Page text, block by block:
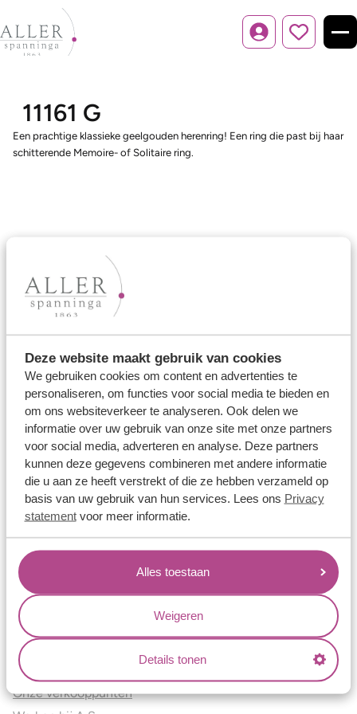
Deze website maakt gebruik van cookies
We gebruiken cookies om content en advertenties te
personaliseren, om functies voor social media te bieden en
om ons websiteverkeer te analyseren. Ook delen we
informatie over uw gebruik van onze site met onze partners
voor social media, adverteren en analyse. Deze partners
kunnen deze gegevens combineren met andere informatie
die u aan ze heeft verstrekt of die ze hebben verzameld op
basis van uw gebruik van hun services. Lees ons Privacy
statementvoor meer informatie.
Alles toestaan
Weigeren
Details tonen
Inloggen
11161 G
Een prachtige klassieke geelgouden herenring! Een ring die past bij haar
schitterende Memoire- of Solitaire ring.
Ons aanbod
Trouwringen
Memoireringen
Verlovingsringen
Vriendschapsringen
Over ons
Aller Spanninga
Historie
Certificaten
Blogs
Jouw voordelen
Conflictvrije Materialen
Oneindig veel mogelijkheden
Kwaliteit
Juweliers & Contact
Onze verkooppunten